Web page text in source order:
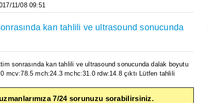
11/08 09:51
kan tahlili ve ultrasound sonucunda
sonrasında kan tahlili ve ultrasound sonucunda dalak boyutu
mcv:78.5 mch:24.3 mchc:31.0 rdw:14.8 çıktı Lütfen tahlili
7/24 sorunuzu sorabilirsiniz.